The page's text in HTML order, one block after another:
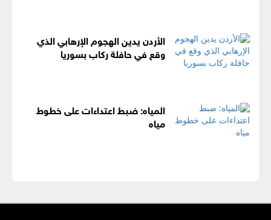
الأردن يدين الهجوم الإرهابي الذي
وقع في حافلة ركاب بسوريا
المياه: ضبط اعتداءات على خطوط
مياه